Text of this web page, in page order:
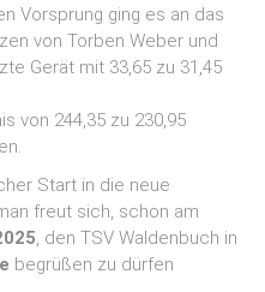
Vorsprung ging es an das
von Torben Weber und
Gerät mit 33,65 zu 31,45
von 244,35 zu 230,95
Start in die neue
freut sich, schon am
, den TSV Waldenbuch in
begrüßen zu dürfen